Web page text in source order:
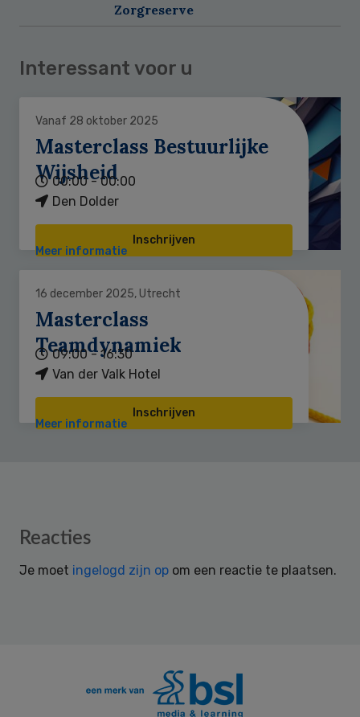
Zorgreserve
Interessant voor u
Vanaf 28 oktober 2025
Masterclass Bestuurlijke
Wijsheid
00:00 - 00:00
Den Dolder
Inschrijven
Meer informatie
16 december 2025, Utrecht
Masterclass
Teamdynamiek
09:00 - 16:30
Van der Valk Hotel
Inschrijven
Meer informatie
Reader
Reacties
Je moet ingelogd zijn op om een reactie te plaatsen.